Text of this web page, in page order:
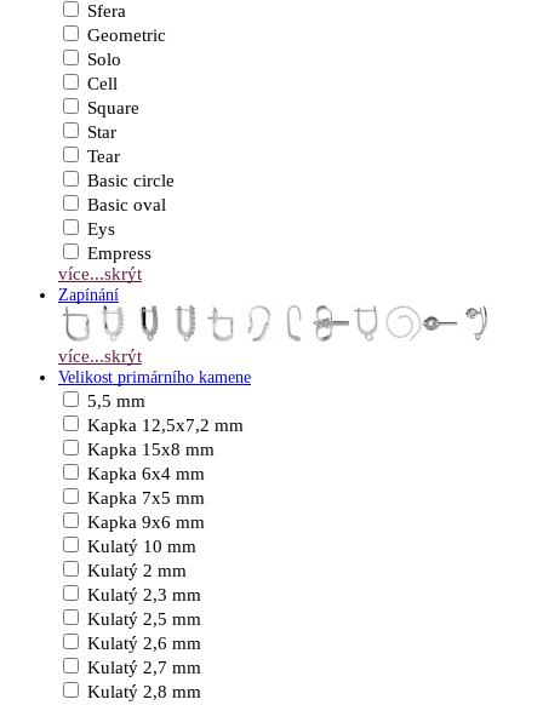
Sfera
Geometric
Solo
Cell
Square
Star
Tear
Basic circle
Basic oval
Eys
Empress
více...skrýt
Zapínání
více...skrýt
Velikost primárního kamene
5,5 mm
Kapka 12,5x7,2 mm
Kapka 15x8 mm
Kapka 6x4 mm
Kapka 7x5 mm
Kapka 9x6 mm
Kulatý 10 mm
Kulatý 2 mm
Kulatý 2,3 mm
Kulatý 2,5 mm
Kulatý 2,6 mm
Kulatý 2,7 mm
Kulatý 2,8 mm